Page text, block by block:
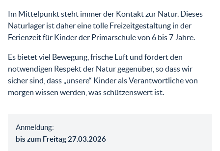
Im Mittelpunkt steht immer der Kontakt zur Natur. Dieses
Naturlager ist daher eine tolle Freizeitgestaltung in der
Ferienzeit für Kinder der Primarschule von 6 bis 7 Jahre.
Es bietet viel Bewegung, frische Luft und fördert den
notwendigen Respekt der Natur gegenüber, so dass wir
sicher sind, dass „unsere“ Kinder als Verantwortliche von
morgen wissen werden, was schützenswert ist.
Anmeldung:
bis zum Freitag 27.03.2026